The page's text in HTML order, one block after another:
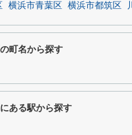
横浜市青葉区 横浜市都筑区
町名から探す
ある駅から探す